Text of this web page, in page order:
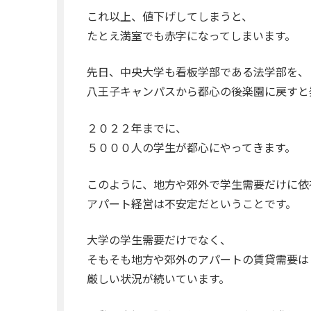
これ以上、値下げしてしまうと、
たとえ満室でも赤字になってしまいます。
先日、中央大学も看板学部である法学部を、
八王子キャンパスから都心の後楽園に戻すと
２０２２年までに、
５０００人の学生が都心にやってきます。
このように、地方や郊外で学生需要だけに
アパート経営は不安定だということです。
大学の学生需要だけでなく、
そもそも地方や郊外のアパートの賃貸需要は
厳しい状況が続いています。